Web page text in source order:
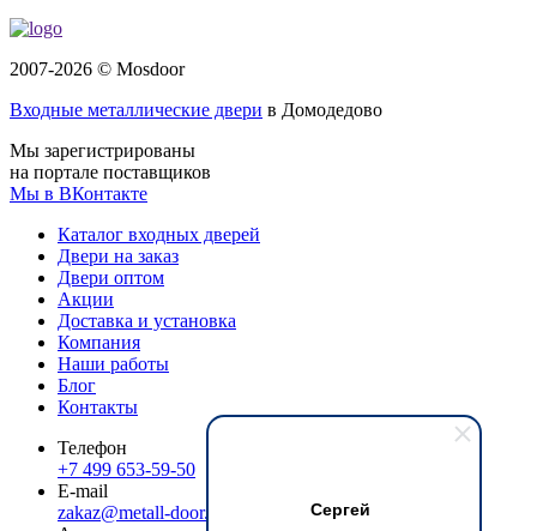
Сергей
2007-2026 © Mosdoor
Входные металлические двери в Домодедово
Мы зарегистрированы
на портале поставщиков
Мы в ВКонтакте
Каталог входных дверей
Двери на заказ
Двери оптом
Акции
Доставка и установка
Компания
Наши работы
Блог
Контакты
Телефон
+7 499 653-59-50
E-mail
zakaz@metall-door.ru